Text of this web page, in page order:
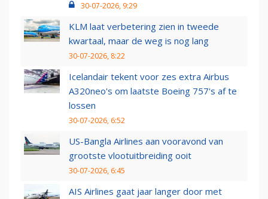
30-07-2026, 9:29
KLM laat verbetering zien in tweede
kwartaal, maar de weg is nog lang
30-07-2026, 8:22
Icelandair tekent voor zes extra Airbus
A320neo's om laatste Boeing 757's af te
lossen
30-07-2026, 6:52
US-Bangla Airlines aan vooravond van
grootste vlootuitbreiding ooit
30-07-2026, 6:45
AIS Airlines gaat jaar langer door met